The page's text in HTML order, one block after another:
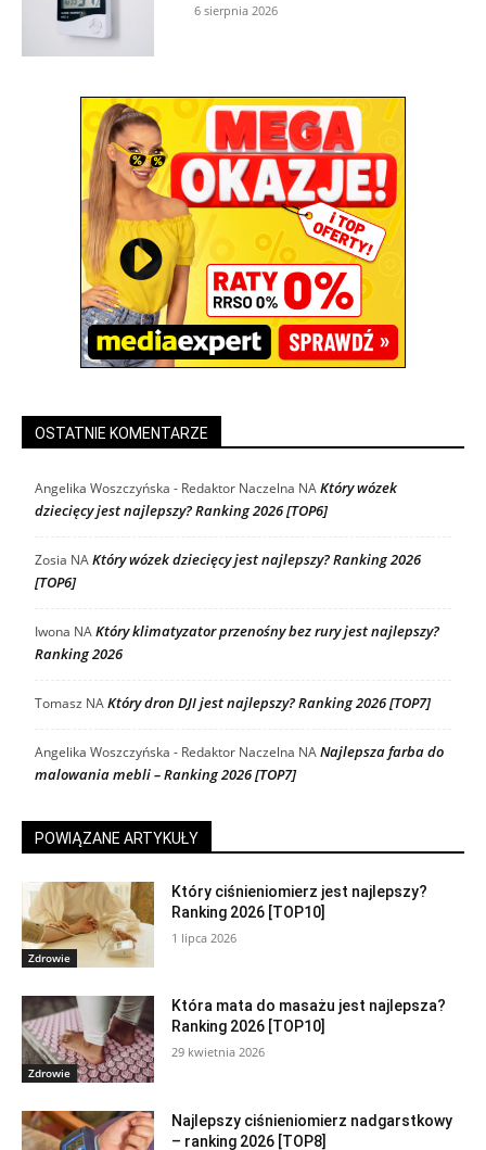
6 sierpnia 2026
OSTATNIE KOMENTARZE
Angelika Woszczyńska - Redaktor Naczelna NAKtóry wózek
dziecięcy jest najlepszy? Ranking 2026 [TOP6]
Zosia NAKtóry wózek dziecięcy jest najlepszy? Ranking 2026
[TOP6]
Iwona NAKtóry klimatyzator przenośny bez rury jest najlepszy?
Ranking 2026
Tomasz NAKtóry dron DJI jest najlepszy? Ranking 2026 [TOP7]
Angelika Woszczyńska - Redaktor Naczelna NANajlepsza farba do
malowania mebli – Ranking 2026 [TOP7]
POWIĄZANE ARTYKUŁY
Zdrowie
Który ciśnieniomierz jest najlepszy?
Ranking 2026 [TOP10]
1 lipca 2026
Zdrowie
Która mata do masażu jest najlepsza?
Ranking 2026 [TOP10]
29 kwietnia 2026
Najlepszy ciśnieniomierz nadgarstkowy
– ranking 2026 [TOP8]